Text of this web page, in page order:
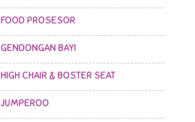
FOOD PROSESOR
GENDONGAN BAYI
HIGH CHAIR & BOSTER SEAT
JUMPEROO